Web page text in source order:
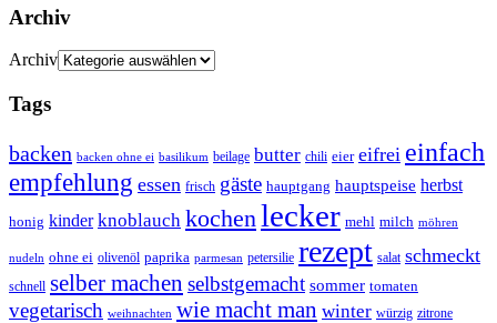
Archiv
Archiv
Tags
backen backen ohne ei basilikum beilage butter chili eier eifrei einfach
empfehlung essen frisch gäste hauptgang hauptspeise herbst
honig kinder knoblauch kochen lecker mehl milch möhren
nudeln ohne ei olivenöl paprika parmesan petersilie rezept salat schmeckt
schnell selber machen selbstgemacht sommer tomaten
vegetarisch weihnachten wie macht man winter würzig zitrone